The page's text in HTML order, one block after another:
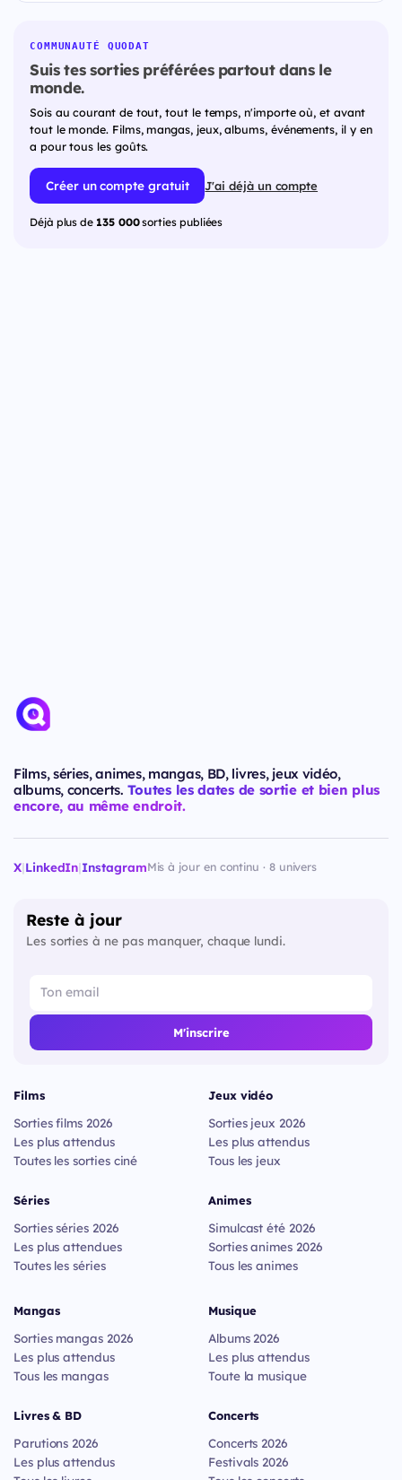
COMMUNAUTÉ QUODAT
Suis tes sorties préférées partout dans le
monde.
Sois au courant de tout, tout le temps, n'importe où, et avant
tout le monde. Films, mangas, jeux, albums, événements, il y en
a pour tous les goûts.
Créer un compte gratuit J'ai déjà un compte
Déjà plus de 135 000sorties publiées
Films, séries, animes, mangas, BD, livres, jeux vidéo,
albums, concerts. Toutes les dates de sortie et bien plus
encore, au même endroit.
X|LinkedIn|InstagramMis à jour en continu · 8 univers
Reste à jour
Les sorties à ne pas manquer, chaque lundi.
M'inscrire
Films
Sorties films 2026
Les plus attendus
Toutes les sorties ciné
Séries
Sorties séries 2026
Les plus attendues
Toutes les séries
Jeux vidéo
Sorties jeux 2026
Les plus attendus
Tous les jeux
Animes
Simulcast été 2026
Sorties animes 2026
Tous les animes
Mangas
Sorties mangas 2026
Les plus attendus
Tous les mangas
Livres & BD
Parutions 2026
Les plus attendus
Musique
Albums 2026
Les plus attendus
Toute la musique
Concerts
Concerts 2026
Festivals 2026